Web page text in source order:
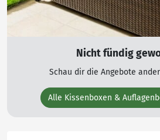
Nicht fündig
Schau dir die Angebote
Alle Kissenboxen &